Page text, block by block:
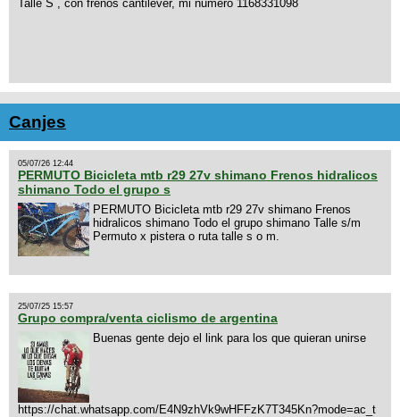
Talle S , con frenos cantilever, mi numero 1168331098
Canjes
05/07/26 12:44
PERMUTO Bicicleta mtb r29 27v shimano Frenos hidralicos
shimano Todo el grupo s
PERMUTO Bicicleta mtb r29 27v shimano Frenos
hidralicos shimano Todo el grupo shimano Talle s/m
Permuto x pistera o ruta talle s o m.
25/07/25 15:57
Grupo compra/venta ciclismo de argentina
Buenas gente dejo el link para los que quieran unirse
https://chat.whatsapp.com/E4N9zhVk9wHFFzK7T345Kn?mode=ac_t